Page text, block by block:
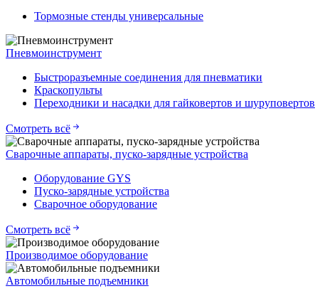
Тормозные стенды универсальные
Пневмоинструмент
Быстроразъемные соединения для пневматики
Краскопульты
Переходники и насадки для гайковертов и шуруповертов
Смотреть всё
Сварочные аппараты, пуско-зарядные устройства
Оборудование GYS
Пуско-зарядные устройства
Сварочное оборудование
Смотреть всё
Производимое оборудование
Автомобильные подъемники